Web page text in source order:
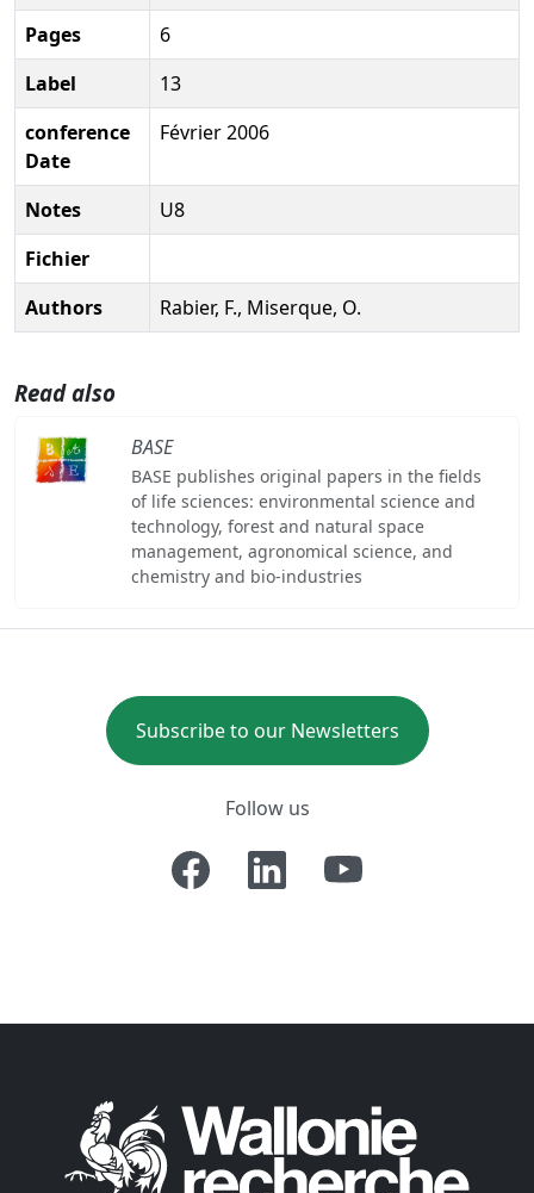
Pages
6
Label
13
conference
Date
Février 2006
Notes
U8
Fichier
Authors
Rabier, F., Miserque, O.
Read also
BASE
BASE publishes original papers in the fields
of life sciences: environmental science and
technology, forest and natural space
management, agronomical science, and
chemistry and bio-industries
Subscribe to our Newsletters
Follow us